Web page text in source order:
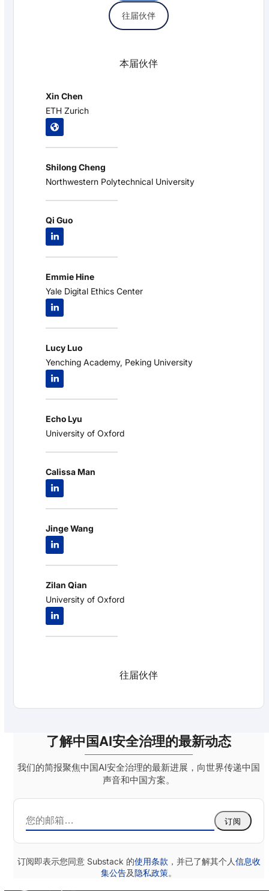
往届伙伴
本届伙伴
Xin Chen
ETH Zurich
Shilong Cheng
Northwestern Polytechnical University
Qi Guo
Emmie Hine
Yale Digital Ethics Center
Lucy Luo
Yenching Academy, Peking University
Echo Lyu
University of Oxford
Calissa Man
Jinge Wang
Zilan Qian
University of Oxford
往届伙伴
了解中国AI安全治理的最新动态
我们的简报聚焦中国AI安全治理的最新进展，向世界传递中国
声音和中国方案。
订阅
订阅即表示您同意 Substack 的使用条款 ，并已了解其个人信息收
集公告及隐私政策。